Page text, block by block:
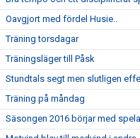
Oavgjort med fördel Husie..
Träning torsdagar
Träningsläger till Påsk
Stundtals segt men slutligen
Träning på måndag
Säsongen 2016 börjar med